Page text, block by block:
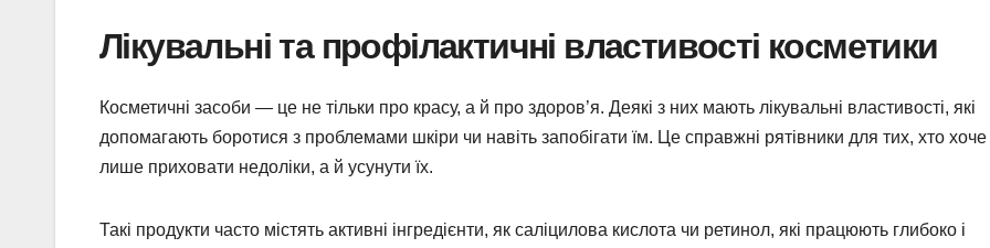
Лікувальні та профілактичні властивості косметики
Косметичні засоби — це не тільки про красу, а й про здоров’я. Деякі з них мають лікувальні властивості, які
допомагають боротися з проблемами шкіри чи навіть запобігати їм. Це справжні рятівники для тих, хто
лише приховати недоліки, а й усунути їх.
Такі продукти часто містять активні інгредієнти, як саліцилова кислота чи ретинол, які працюють глибоко і